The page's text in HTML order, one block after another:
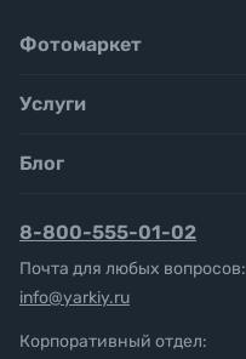
Фотомаркет
Услуги
Блог
8-800-555-01-02
Почта для любых вопросов:
info@yarkiy.ru
Корпоративный отдел: